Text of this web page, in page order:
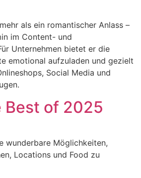
als ein romantischer Anlass –
im Content- und
Unternehmen bietet er die
emotional aufzuladen und gezielt
Social Media und
Best of 2025
wunderbare Möglichkeiten,
Locations und Food zu